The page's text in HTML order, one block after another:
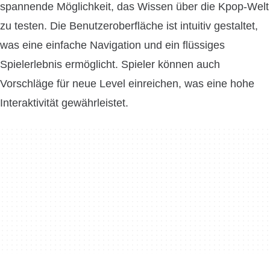
spannende Möglichkeit, das Wissen über die Kpop-Welt
zu testen. Die Benutzeroberfläche ist intuitiv gestaltet,
was eine einfache Navigation und ein flüssiges
Spielerlebnis ermöglicht. Spieler können auch
Vorschläge für neue Level einreichen, was eine hohe
Interaktivität gewährleistet.